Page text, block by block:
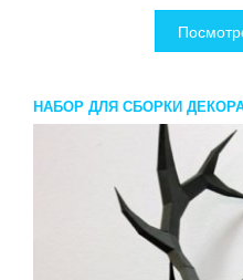
НАБОР ДЛЯ СБОРКИ